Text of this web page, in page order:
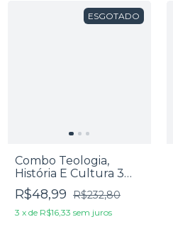
ESGOTADO
Combo Teologia,
História E Cultura 3
Livros
R$48,99 R$232,80
3 x de R$16,33 sem juros